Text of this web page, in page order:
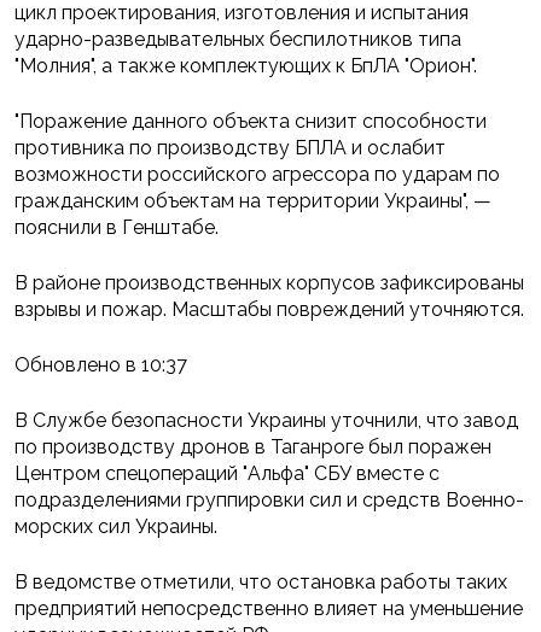
цикл проектирования, изготовления и испытания
ударно-разведывательных беспилотников типа
"Молния", а также комплектующих к БпЛА "Орион".
"Поражение данного объекта снизит способности
противника по производству БПЛА и ослабит
возможности российского агрессора по ударам по
гражданским объектам на территории Украины", —
пояснили в Генштабе.
В районе производственных корпусов зафиксированы
взрывы и пожар. Масштабы повреждений уточняются.
Обновлено в 10:37
В Службе безопасности Украины уточнили, что завод
по производству дронов в Таганроге был поражен
Центром спецопераций "Альфа" СБУ вместе с
подразделениями группировки сил и средств Военно-
морских сил Украины.
В ведомстве отметили, что остановка работы таких
предприятий непосредственно влияет на уменьшение